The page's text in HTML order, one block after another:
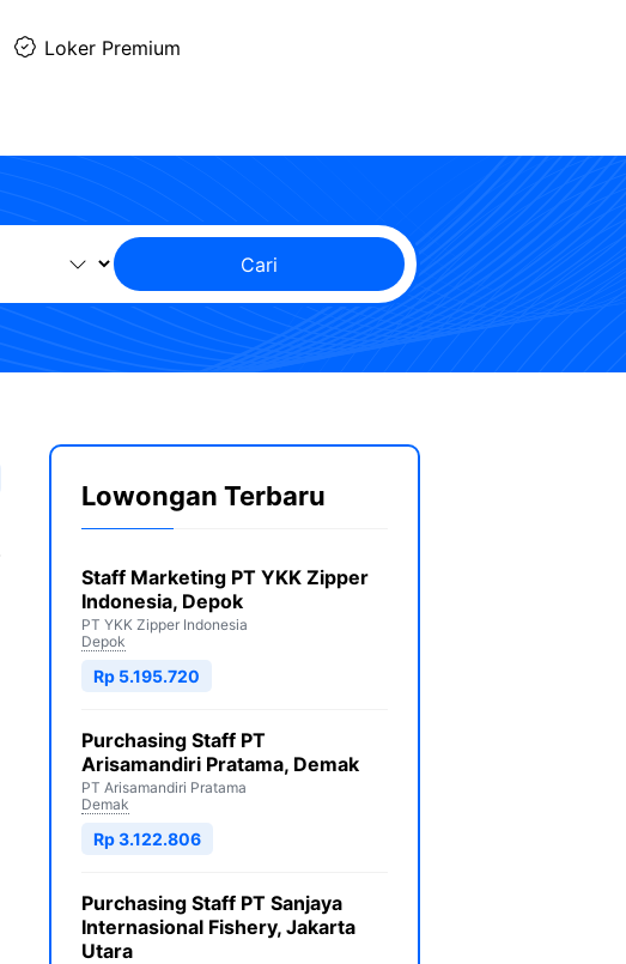
Loker Premium
Cari
Lowongan Terbaru
Staff Marketing PT YKK Zipper
Indonesia, Depok
PT YKK Zipper Indonesia
Depok
Rp 5.195.720
Purchasing Staff PT
Arisamandiri Pratama, Demak
PT Arisamandiri Pratama
Demak
Rp 3.122.806
Purchasing Staff PT Sanjaya
Internasional Fishery, Jakarta
Utara